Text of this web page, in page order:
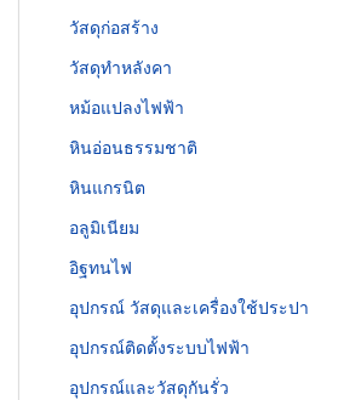
วัสดุก่อสร้าง
วัสดุทำหลังคา
หม้อแปลงไฟฟ้า
หินอ่อนธรรมชาติ
หินแกรนิต
อลูมิเนียม
อิฐทนไฟ
อุปกรณ์ วัสดุและเครื่องใช้ประปา
อุปกรณ์ติดตั้งระบบไฟฟ้า
อุปกรณ์และวัสดุกันรั่ว